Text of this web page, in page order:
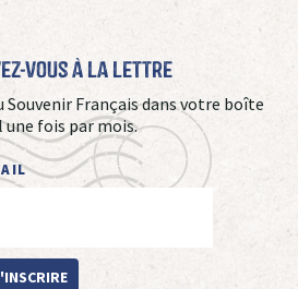
vous à La Lettre
Souvenir Français dans votre boîte
une fois par mois.